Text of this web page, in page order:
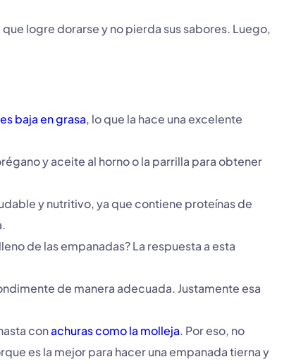
logre dorarse y no pierda sus sabores. Luego,
baja en grasa, lo que la hace una excelente
y aceite al horno o la parrilla para obtener
y nutritivo, ya que contiene proteínas de
de las empanadas? La respuesta a esta
de manera adecuada. Justamente esa
conachuras como la molleja. Por eso, no
es la mejor para hacer una empanada tierna y